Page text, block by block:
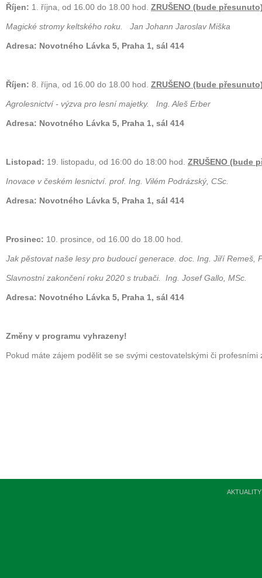
Říjen: 1. října, od 16.00 do 18.00 hod. ZRUŠENO (bude
Magické stromy keltského roku. Jan Johann Jaroslav Miška
Adresa: Novotného Lávka 5, Praha 1, sál 414
Říjen: 8. října, od 16.00 do 18.00 hod. ZRUŠENO (bude
Agrolesnictví - výzva pro lesní majetky. Ing. Aleš Erber
Adresa: Novotného Lávka 5, Praha 1, sál 414
Listopad: 19. listopadu, od 16:00 do 18:00 hod. ZRUŠENO (bude
Inovace v českém lesnictví. prof. Ing. Vilém Podrázský, CSc.
Adresa: Novotného Lávka 5, Praha 1, sál 414
Prosinec: 10. prosince, od 16.00 do 18.00 hod.
Jak pěstovat naše lesy pro budoucí generace. doc. Ing. Jiří Remeš,
Slavnostní zakončení roku 2020 s trubači. Ing. Josef Gallo, MSc.
Adresa: Novotného Lávka 5, Praha 1, sál 414
Změny v programu vyhrazeny!
Pokud máte zájem podělit se se svými cestovatelskými či
AKTUALITY